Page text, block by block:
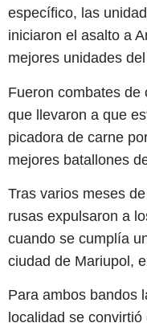
específico, las
iniciaron el asalto a
mejores unidades
Fueron combates de
que llevaron a que
picadora de carne
mejores batallones
Tras varios meses
rusas expulsaron a
cuando se cumplía
ciudad de Mariupol,
Para ambos bandos
localidad se